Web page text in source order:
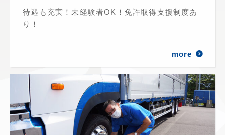
待遇も充実！未経験者OK！免許取得支援制度あ
り！
more